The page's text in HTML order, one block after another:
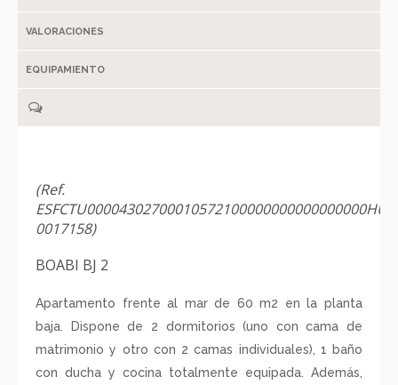
VALORACIONES
EQUIPAMIENTO
(Ref.
0017158)
BOABI BJ 2
Apartamento frente al mar de 60 m2 en la planta
baja. Dispone de 2 dormitorios (uno con cama de
matrimonio y otro con 2 camas individuales), 1 baño
con ducha y cocina totalmente equipada. Además,